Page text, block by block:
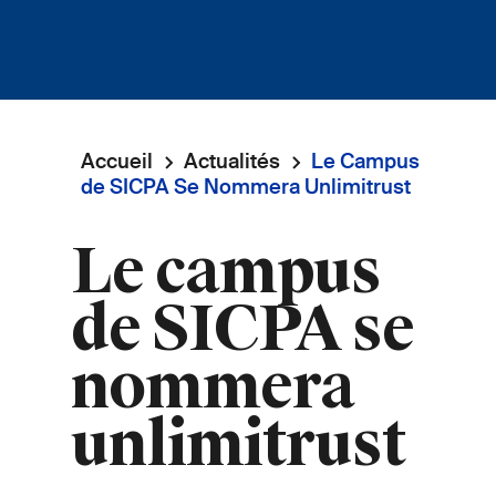
Fil
Accueil Actualités
Le Campus
de SICPA Se Nommera Unlimitrust
Le campus
de SICPA se
nommera
unlimitrust